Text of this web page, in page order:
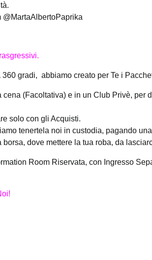
gradi, abbiamo creato per Te i
(Facoltativa) e in un Club Privè, per
solo con gli Acquisti.
tenertela noi in custodia, pagando
borsa, dove mettere la tua roba, da
Room Riservata, con Ingresso